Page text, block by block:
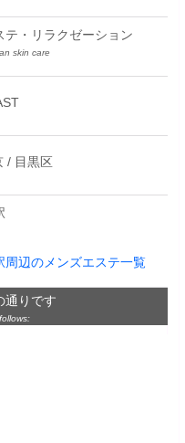
テ・リラクゼーション
skin care
/ 目黒区
周辺のメンズエステ一覧
通りです